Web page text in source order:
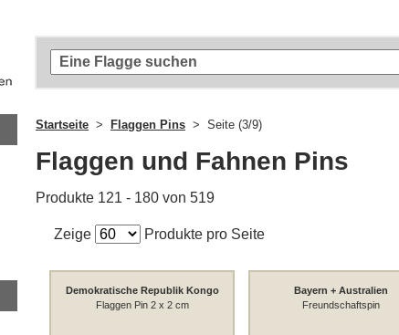
Startseite Flaggen Pins Seite (3/9)
Flaggen und Fahnen Pins
Produkte 121 - 180 von 519
Zeige Produkte pro Seite
Demokratische Republik Kongo
Flaggen Pin 2 x 2 cm
Bayern + Australien
Freundschaftspin